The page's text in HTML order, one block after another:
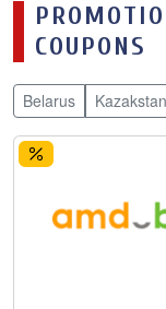
COUPONS
Belarus Kazakstan